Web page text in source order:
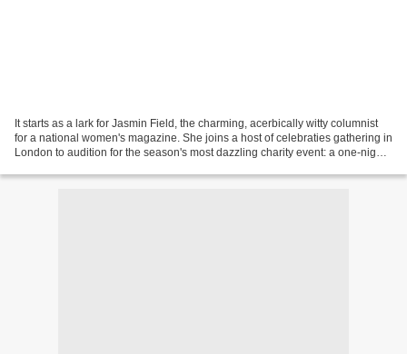
It starts as a lark for Jasmin Field, the charming, acerbically witty columnist
for a national women's magazine. She joins a host of celebraties gathering in
London to audition for the season's most dazzling charity event: a one-night